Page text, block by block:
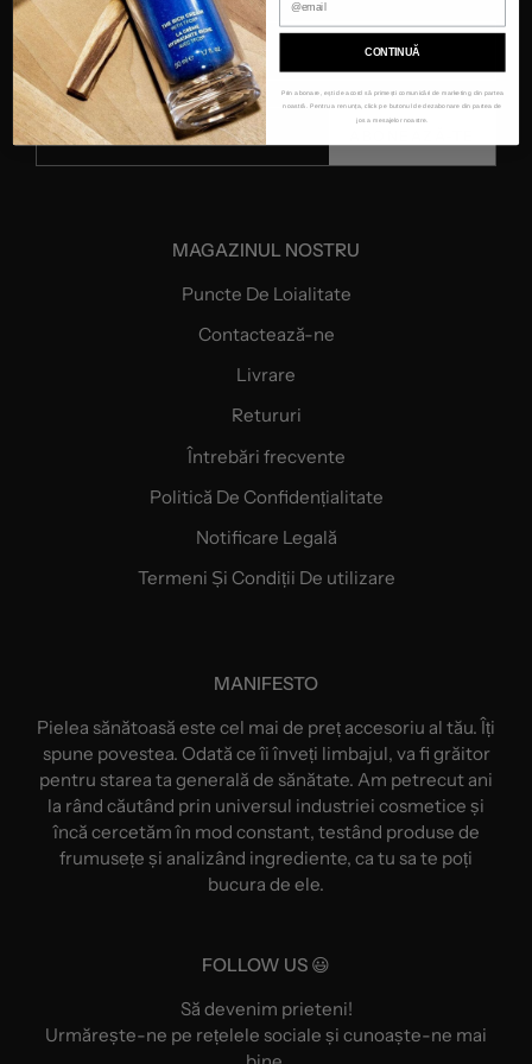
MAGAZINUL NOSTRU
Puncte De Loialitate
Contactează-ne
Livrare
Retururi
Întrebări frecvente
Politică De Confidențialitate
Notificare Legală
Termeni Și Condiții De utilizare
MANIFESTO
Pielea sănătoasă este cel mai de preț accesoriu al tău. Îți
spune povestea. Odată ce îi înveți limbajul, va fi grăitor
pentru starea ta generală de sănătate. Am petrecut ani
la rând căutând prin universul industriei cosmetice și
încă cercetăm în mod constant, testând produse de
frumusețe și analizând ingrediente, ca tu sa te poți
bucura de ele.
FOLLOW US 😃
Să devenim prieteni!
Urmărește-ne pe rețelele sociale și cunoaște-ne mai
CONTINUĂ
Prin abonare, ești de acord să primești comunicări de marketing din partea
noastră. Pentru a renunța, click pe butonul de dezabonare din partea de
jos a mesajelor noastre.